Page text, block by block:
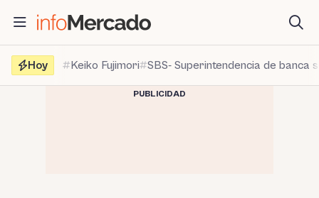
contenido
Hoy
Keiko Fujimori SBS- Superintendencia de banca
PUBLICIDAD